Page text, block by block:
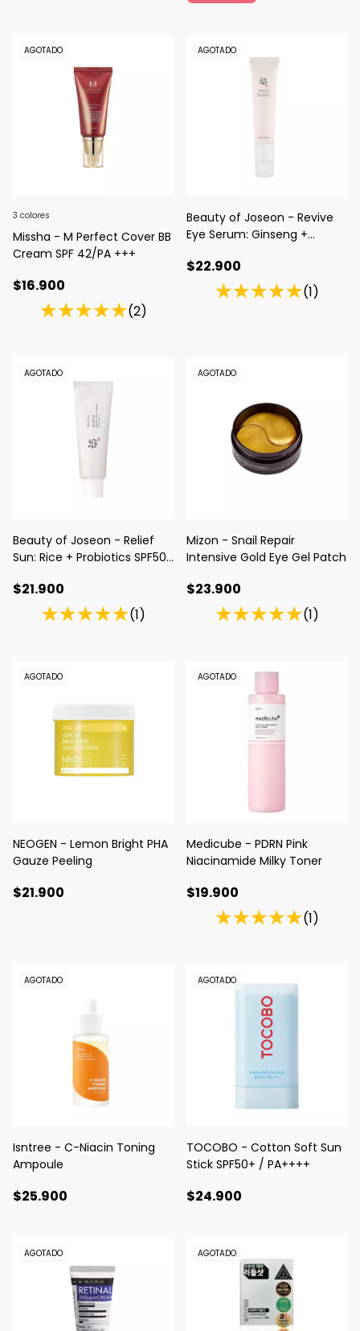
AGOTADO
Missha - M Perfect Cover BB
Cream SPF 42/PA +++
$16.900
(2)
3 colores
AGOTADO
Beauty of Joseon - Revive
Eye Serum: Ginseng +
$22.900
(1)
AGOTADO
Beauty of Joseon - Relief
Sun: Rice + Probiotics SPF50+
$21.900
(1)
AGOTADO
Mizon - Snail Repair
Intensive Gold Eye Gel Patch
$23.900
(1)
AGOTADO
NEOGEN - Lemon Bright PHA
Gauze Peeling
$21.900
AGOTADO
Medicube - PDRN Pink
Niacinamide Milky Toner
$19.900
(1)
AGOTADO
Isntree - C-Niacin Toning
Ampoule
$25.900
AGOTADO
TOCOBO - Cotton Soft Sun
Stick SPF50+ / PA++++
$24.900
AGOTADO AGOTADO